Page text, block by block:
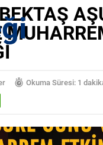
Okuma Süresi: 1